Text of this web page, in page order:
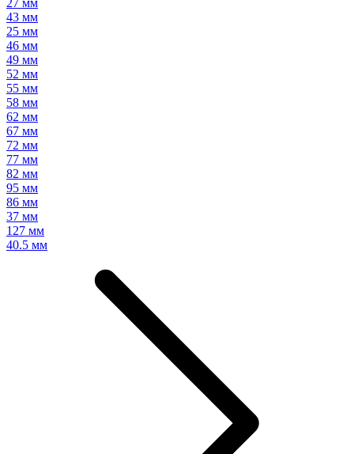
27 мм
43 мм
25 мм
46 мм
49 мм
52 мм
55 мм
58 мм
62 мм
67 мм
72 мм
77 мм
82 мм
95 мм
86 мм
37 мм
127 мм
40.5 мм